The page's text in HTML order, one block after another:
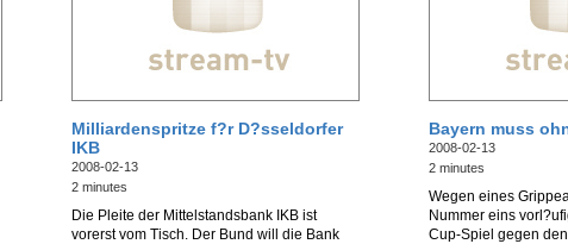
Milliardenspritze f?r D?sseldorfer
IKB
2008-02-13
2 minutes
Die Pleite der Mittelstandsbank IKB ist
vorerst vom Tisch. Der Bund will die Bank
Bayern muss
2008-02-13
2 minutes
Wegen eines
Nummer eins
Cup-Spiel gegen